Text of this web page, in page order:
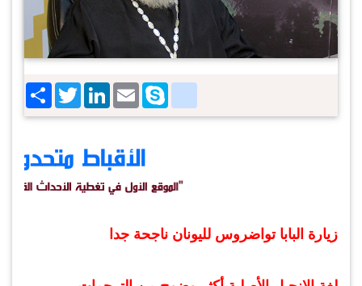
ShareTwitterLinkedIn EmailSkype
google_bookmarks
زيارة البابا تواضروس لليونان ناجحة جدا